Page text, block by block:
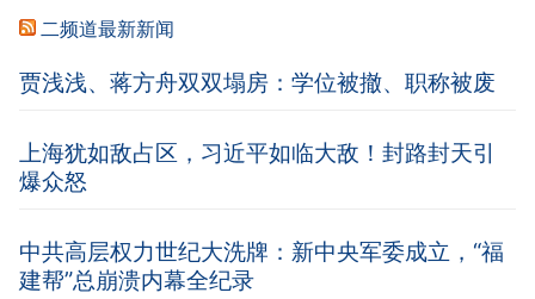
二频道最新新闻
贾浅浅、蒋方舟双双塌房：学位被撤、职称被废
上海犹如敌占区，习近平如临大敌！封路封天引
爆众怒
中共高层权力世纪大洗牌：新中央军委成立，“福
建帮”总崩溃内幕全纪录